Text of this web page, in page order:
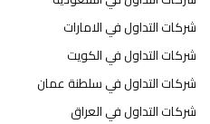
شركات التداول في الامارات
شركات التداول في الكويت
شركات التداول في سلطنة عمان
شركات التداول في العراق